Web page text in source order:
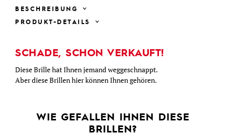
BESCHREIBUNG
PRODUKT-DETAILS
SCHADE, SCHON VERKAUFT!
Diese Brille hat Ihnen jemand weggeschnappt.
Aber diese Brillen hier können Ihnen gehören.
WIE GEFALLEN IHNEN DIESE
BRILLEN?